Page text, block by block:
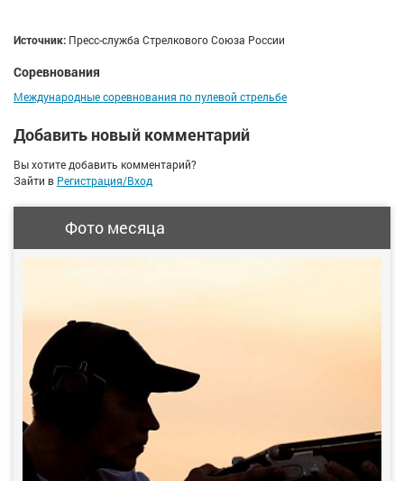
Источник: Пресс-служба Стрелкового Союза России
Соревнования
Международные соревнования по пулевой стрельбе
Добавить новый комментарий
Вы хотите добавить комментарий?
Зайти в Регистрация/Вход
Фото месяца